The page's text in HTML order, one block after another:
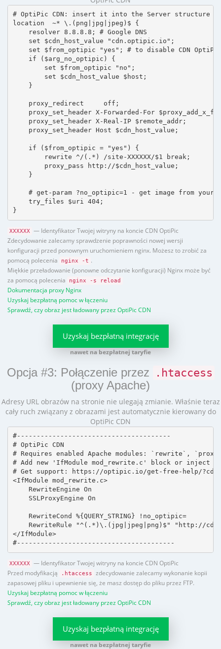
# OptiPic CDN: insert it into the Server structure
location  ~* \.(png|jpg|jpeg)$ {
    resolver 8.8.8.8; # Google DNS
    set $cdn_host_value "cdn.optipic.io";
set $from_optipic "yes"; # to disable CDN
    if ($arg_no_optipic) {
        set $from_optipic "no";
        set $cdn_host_value $host;
    }
    proxy_redirect     off;
proxy_set_header X-Forwarded-For
    proxy_set_header X-Real-IP $remote_addr;
    proxy_set_header Host $cdn_host_value;
    if ($from_optipic = "yes") {
        rewrite ^/(.*) /site-XXXXXX/$1 break;
        proxy_pass http://$cdn_host_value;
    }
# get-param ?no_optipic=1 - get image from your
    try_files $uri 404;
}
XXXXXX
— Identyfikator Twojej witryny na koncie CDN OptiPic
Zdecydowanie zalecamy sprawdzenie poprawności nowej wersji
konfiguracji przed ponownym uruchomieniem nginx. Możesz to zrobić za
pomocą polecenia
nginx -t .
Miękkie przeładowanie (ponowne odczytanie konfiguracji) Nginx może być
za pomocą polecenia
nginx -s reload
Dokumentacja proxy Nginx
Uzyskaj bezpłatną pomoc w łączeniu
Sprawdź, czy obraz jest ładowany przez OptiPic CDN
Uzyskaj bezpłatną integrację
nawet na bezpłatnej taryfie
Opcja #3: Połączenie przez .htaccess
(proxy Apache)
Adresy URL obrazów na stronie nie ulegają zmianie. Właśnie teraz
cały ruch związany z obrazami jest automatycznie kierowany do
OptiPic CDN
#---------------------------------------
# OptiPic CDN
# Requires enabled Apache modules: `rewrite`,
# Add new 'IfModule mod_rewrite.c' block or inject
# Get support: https://optipic.io/get-free-help/
<IfModule mod_rewrite.c>
    RewriteEngine On
    SSLProxyEngine On
    RewriteCond %{QUERY_STRING} !no_optipic=
RewriteRule "^(.*)\.(jpg|jpeg|png)$" "http://
</IfModule>
#----------------------------------------
XXXXXX
— Identyfikator Twojej witryny na koncie CDN OptiPic
Przed modyfikacją
.htaccess
zdecydowanie zalecamy wykonanie kopii
zapasowej pliku i upewnienie się, że masz dostęp do pliku przez FTP.
Uzyskaj bezpłatną pomoc w łączeniu
Sprawdź, czy obraz jest ładowany przez OptiPic CDN
Uzyskaj bezpłatną integrację
nawet na bezpłatnej taryfie